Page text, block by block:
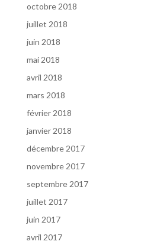
octobre 2018
juillet 2018
juin 2018
mai 2018
avril 2018
mars 2018
février 2018
janvier 2018
décembre 2017
novembre 2017
septembre 2017
juillet 2017
juin 2017
avril 2017